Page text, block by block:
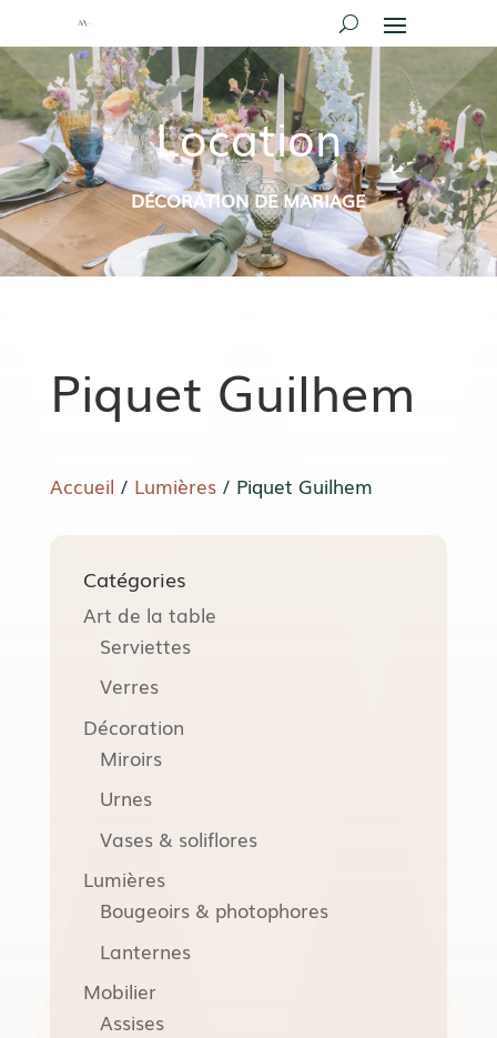
Location
DÉCORATION DE MARIAGE
Piquet Guilhem
Accueil / Lumières/ Piquet Guilhem
Catégories
Art de la table
Serviettes
Verres
Décoration
Miroirs
Urnes
Vases & soliflores
Lumières
Bougeoirs & photophores
Lanternes
Mobilier
Assises